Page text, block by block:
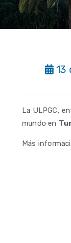
13
La ULPGC,
mundo en
Más